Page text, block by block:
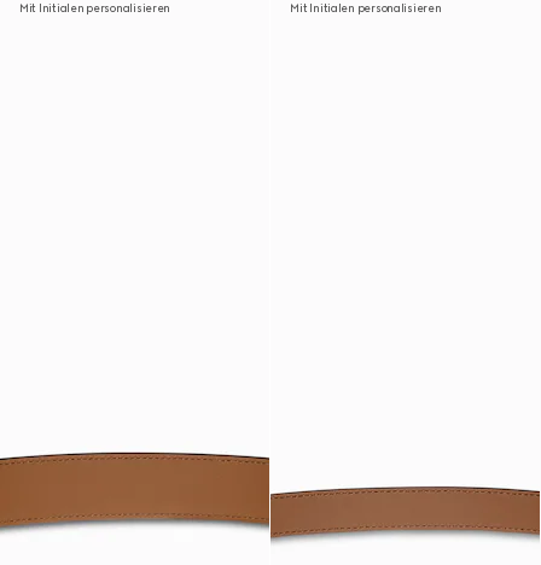
Mit Initialen personalisieren Mit Initialen personalisieren